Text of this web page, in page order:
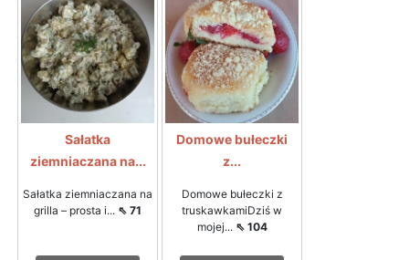
Sałatka
ziemniaczana na...
Sałatka ziemniaczana na
grilla – prosta i... ⇖ 71
Domowe bułeczki
z...
Domowe bułeczki z
truskawkamiDziś w
mojej... ⇖ 104